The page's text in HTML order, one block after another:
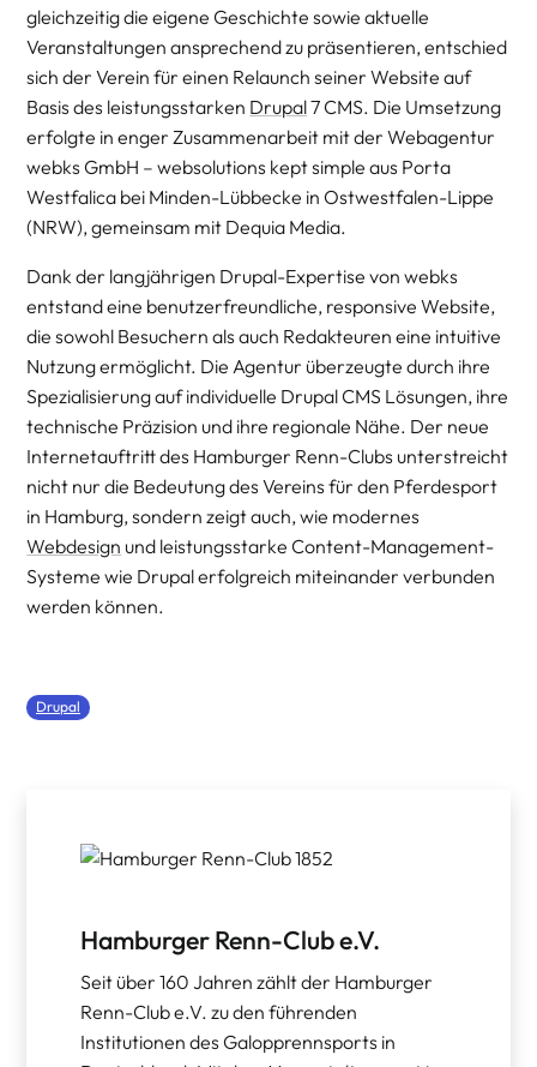
gleichzeitig die eigene Geschichte sowie aktuelle
Veranstaltungen ansprechend zu präsentieren, entschied
sich der Verein für einen Relaunch seiner Website auf
Basis des leistungsstarken Drupal7 CMS. Die Umsetzung
erfolgte in enger Zusammenarbeit mit der Webagentur
webks GmbH – websolutions kept simple aus Porta
Westfalica bei Minden-Lübbecke in Ostwestfalen-Lippe
(NRW), gemeinsam mit Dequia Media.
Dank der langjährigen Drupal-Expertise von webks
entstand eine benutzerfreundliche, responsive Website,
die sowohl Besuchern als auch Redakteuren eine intuitive
Nutzung ermöglicht. Die Agentur überzeugte durch ihre
Spezialisierung auf individuelle Drupal CMS Lösungen, ihre
technische Präzision und ihre regionale Nähe. Der neue
Internetauftritt des Hamburger Renn-Clubs unterstreicht
nicht nur die Bedeutung des Vereins für den Pferdesport
in Hamburg, sondern zeigt auch, wie modernes
Webdesign und leistungsstarke Content-Management-
Systeme wie Drupal erfolgreich miteinander verbunden
werden können.
Drupal
Hamburger Renn-Club e.V.
Seit über 160 Jahren zählt der Hamburger
Renn-Club e.V. zu den führenden
Institutionen des Galopprennsports in